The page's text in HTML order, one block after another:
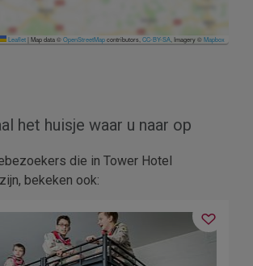
Leaflet| Map data ©OpenStreetMapcontributors,CC-BY-SA, Imagery ©Mapbox
het huisje waar u naar op
die in Tower Hotel
bekeken ook: